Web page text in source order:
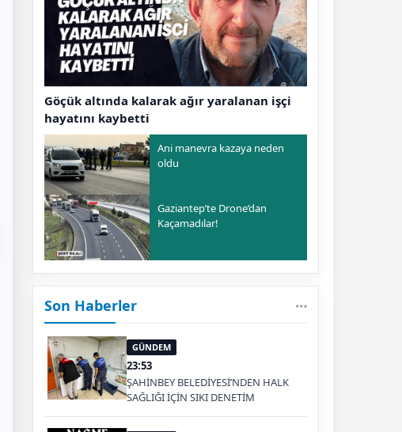
Göçük altında kalarak ağır yaralanan işçi
hayatını kaybetti
Ani manevra kazaya neden
oldu
Gaziantep’te Drone’dan
Kaçamadılar!
Son Haberler
GÜNDEM
23:53
ŞAHİNBEY BELEDİYESİ’NDEN HALK
SAĞLIĞI İÇİN SIKI DENETİM